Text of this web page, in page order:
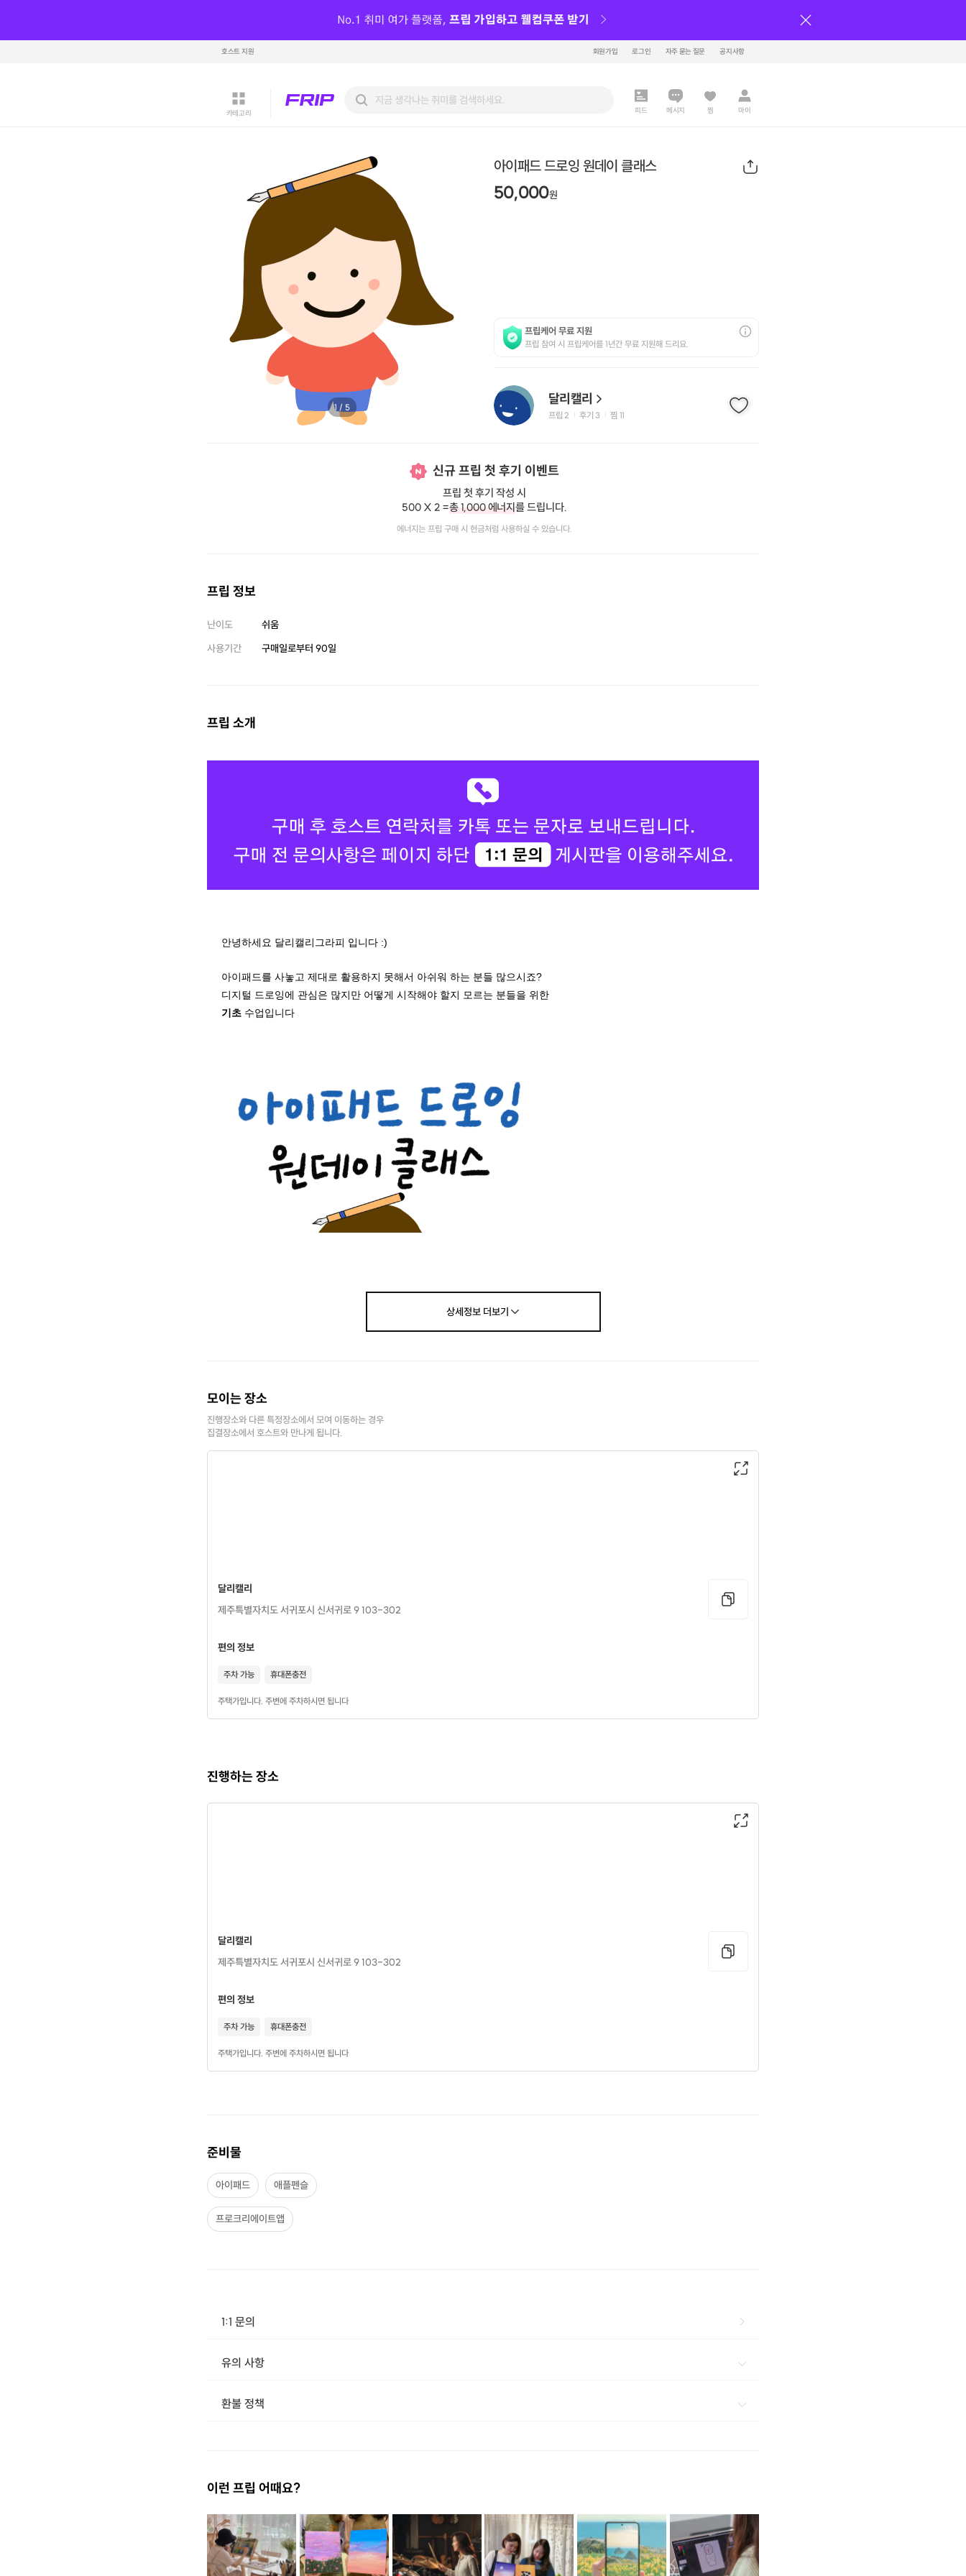
호스트 지원 회원가입 로그인 자주 묻는 질문 공지사항
카테고리 피드 메시지 찜 마이
1 / 5
아이패드 드로잉 원데이 클래스
50,000원
프립케어 무료 지원
프립 참여 시 프립케어를 1년간 무료 지원해 드리요.
달리캘리
프립 2 후기 3 찜 11
신규 프립 첫 후기 이벤트
프립 첫 후기 작성 시
500 X 2 =총 1,000 에너지를 드립니다.
에너지는 프립 구매 시 현금처럼 사용하실 수 있습니다.
프립 정보
난이도
쉬움
사용기간
구매일로부터 90일
프립 소개
안녕하세요 달리캘리그라피 입니다 :)
아이패드를 사놓고 제대로 활용하지 못해서 아쉬워 하는 분들 많으시죠?
디지털 드로잉에 관심은 많지만 어떻게 시작해야 할지 모르는 분들을 위한
기초 수업입니다
간단한 일러스트 그려보기
수업목표
상세정보더보기
모이는 장소
진행장소와 다른 특정장소에서 모여 이동하는 경우
집결장소에서 호스트와 만나게 됩니다.
달리캘리
제주특별자치도 서귀포시 신서귀로 9 103-302
편의 정보
주차 가능 휴대폰충전
주택가입니다. 주변에 주차하시면 됩니다
진행하는 장소
달리캘리
제주특별자치도 서귀포시 신서귀로 9 103-302
편의 정보
주차 가능 휴대폰충전
주택가입니다. 주변에 주차하시면 됩니다
준비물
아이패드 애플펜슬
프로크리에이트앱
1:1 문의
유의 사항
환불 정책
이런 프립 어때요?